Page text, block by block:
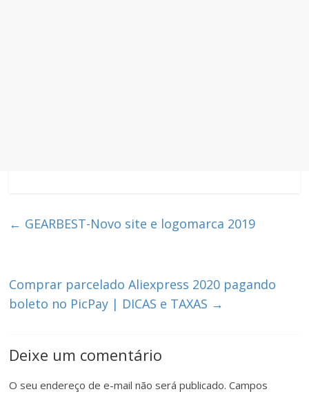
← GEARBEST-Novo site e logomarca 2019
Comprar parcelado Aliexpress 2020 pagando
boleto no PicPay | DICAS e TAXAS →
Deixe um comentário
O seu endereço de e-mail não será publicado. Campos